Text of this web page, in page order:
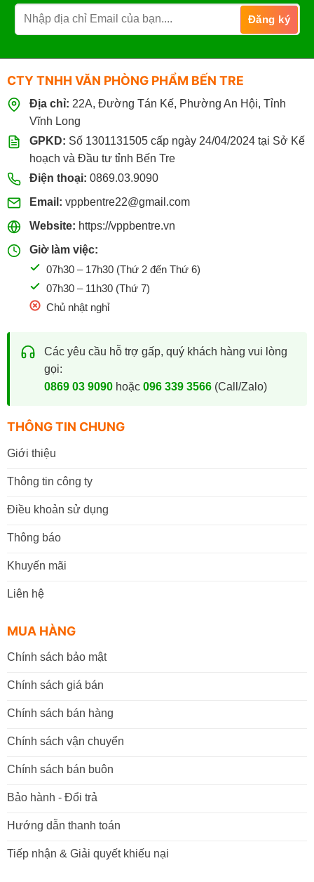
CTY TNHH VĂN PHÒNG PHẨM BẾN TRE
Địa chỉ: 22A, Đường Tán Kế, Phường An Hội, Tỉnh
Vĩnh Long
GPKD: Số 1301131505 cấp ngày 24/04/2024 tại Sở Kế
hoạch và Đầu tư tỉnh Bến Tre
Điện thoại: 0869.03.9090
Email: vppbentre22@gmail.com
Website: https://vppbentre.vn
Giờ làm việc:
07h30 – 17h30 (Thứ 2 đến Thứ 6)
07h30 – 11h30 (Thứ 7)
Chủ nhật nghỉ
Các yêu cầu hỗ trợ gấp, quý khách hàng vui lòng
gọi:
0869 03 9090hoặc 096 339 3566(Call/Zalo)
THÔNG TIN CHUNG
Giới thiệu
Thông tin công ty
Điều khoản sử dụng
Thông báo
Khuyến mãi
Liên hệ
MUA HÀNG
Chính sách bảo mật
Chính sách giá bán
Chính sách bán hàng
Chính sách vận chuyển
Chính sách bán buôn
Bảo hành - Đổi trả
Hướng dẫn thanh toán
Tiếp nhận & Giải quyết khiếu nại